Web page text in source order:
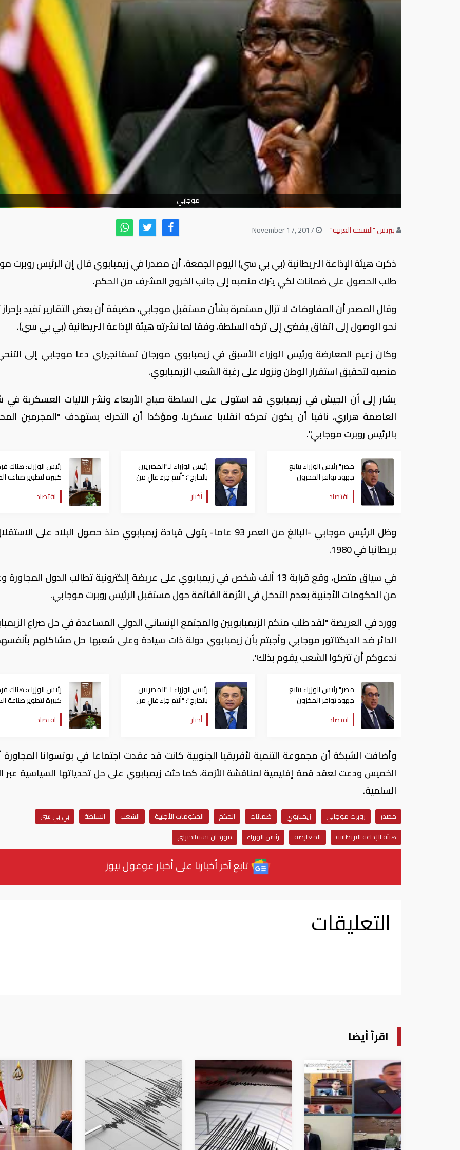
موجابي
بيزنس "النسخة العربية"
ذكرت هيئة الإذاعة البريطانية (بي بي سي) اليوم الجمعة، أن مصدرا في زيمبابوي قال إن الرئيس روبرت
طلب الحصول على ضمانات لكي يترك منصبه إلى جانب الخروج المشرف من الحكم.
وقال المصدر أن المفاوضات لا تزال مستمرة بشأن مستقبل موجابي، مضيفة أن بعض التقارير تفيد
نحو الوصول إلى اتفاق يفضي إلى تركه السلطة، وفقًا لما نشرته هيئة الإذاعة البريطانية (بي بي سي).
وكان زعيم المعارضة ورئيس الوزراء الأسبق في زيمبابوي مورجان تسفانجيراي دعا موجابي إلى
منصبه لتحقيق استقرار الوطن ونزولا على رغبة الشعب الزيمبابوي.
يشار إلى أن الجيش في زيمبابوي قد استولى على السلطة صباح الأربعاء ونشر الآليات العسكرية في
العاصمة هراري، نافيا أن يكون تحركه انقلابا عسكريا، ومؤكدا أن التحرك يستهدف "المجرمين
بالرئيس روبرت موجابي".
مصر" رئيس الوزراء يتابع
جهود توافر المخزون
الاستراتيجي من السلع
والمنتجات الأساسية
اقتصاد
رئيس الوزراء لـ"المصريين
بالخارج": "أنتم جزء غالٍ من
هذا الشعب العظيم الذي
نعمل من أجله"
أخبار
رئيس الوزراء: هناك
كبيرة لتطوير صناعة
في مصر
اقتصاد
وظل الرئيس موجابي -البالغ من العمر 93 عاما- يتولى قيادة زيمبابوي منذ حصول البلاد على
بريطانيا في 1980.
في سياق متصل، وقع قرابة 13 ألف شخص في زيمبابوي على عريضة إلكترونية تطالب الدول
من الحكومات الأجنبية بعدم التدخل في الأزمة القائمة حول مستقبل الرئيس روبرت موجابي.
وورد في العريضة "لقد طلب منكم الزيمبابويين والمجتمع الإنساني الدولي المساعدة في حل صراع
الدائر ضد الديكتاتور موجابي وأجبتم بأن زيمبابوي دولة ذات سيادة وعلى شعبها حل مشاكلهم
ندعوكم أن تتركوا الشعب يقوم بذلك".
مصر" رئيس الوزراء يتابع
جهود توافر المخزون
الاستراتيجي من السلع
والمنتجات الأساسية
اقتصاد
رئيس الوزراء لـ"المصريين
بالخارج": "أنتم جزء غالٍ من
هذا الشعب العظيم الذي
نعمل من أجله"
أخبار
رئيس الوزراء: هناك
كبيرة لتطوير صناعة
في مصر
اقتصاد
وأضافت الشبكة أن مجموعة التنمية لأفريقيا الجنوبية كانت قد عقدت اجتماعا في بوتسوانا
الخميس ودعت لعقد قمة إقليمية لمناقشة الأزمة، كما حثت زيمبابوي على حل تحدياتها السياسية عبر
السلمية.
مصدر روبرت موجابي زيمبابوي ضمانات الحكم الحكومات الأجنبية الشعب السلطة
بي بي سي
هيئة الإذاعة البريطانية
المعارضة رئيس الوزراء مورجان تسفانجيراي
تابع آخر أخبارنا على أخبار غوغول نيوز
التعليقات
اقرأ أيضا